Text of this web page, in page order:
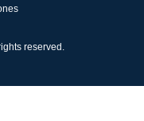
reserved.